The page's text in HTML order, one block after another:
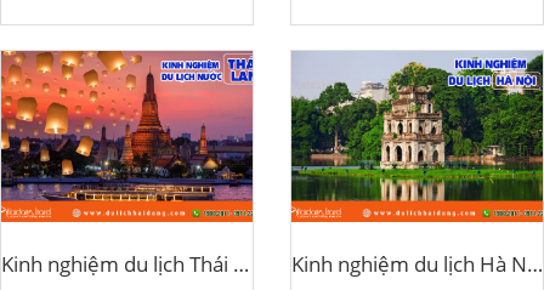
Kinh nghiệm du lịch Thái Lan Kinh nghiệm du lịch Hà Nội